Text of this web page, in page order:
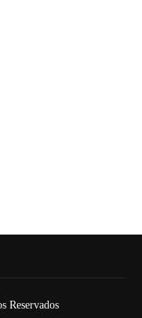
Reservados